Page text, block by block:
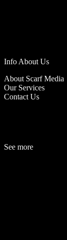
Info About Us
About Scarf Media
Our Services
Contact Us
See more